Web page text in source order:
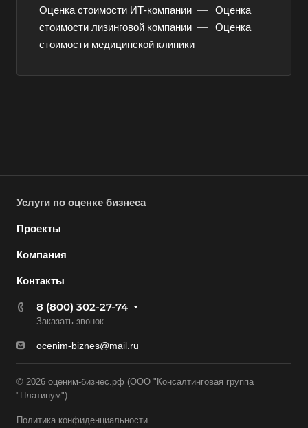
Оценка стоимости ИТ-компании —
Оценка
стоимости лизинговой компании —
Оценка
стоимости медицинской клиники
Услуги по оценке бизнеса
Проекты
Компания
Контакты
8 (800) 302-27-74
Заказать звонок
ocenim-biznes@mail.ru
© 2026 оценим-бизнес.рф (ООО "Консалтинговая группа
"Платинум")
Политика конфиденциальности
Балашиха
Балашов
Барабинск
Белово
Белогорск
Белорецк
Бердск
Биробиджан
Бирск
Бирюч